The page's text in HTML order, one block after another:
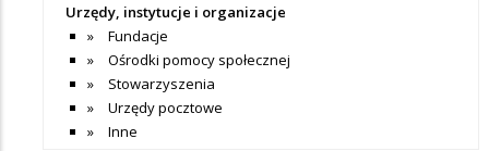
Urzędy, instytucje i organizacje
Fundacje
Ośrodki pomocy społecznej
Stowarzyszenia
Urzędy pocztowe
Inne